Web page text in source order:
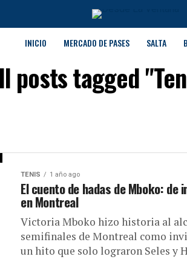
INICIO MERCADO DE PASES SALTA
posts tagged
TENIS 1 año ago
El cuento de hadas de Mboko: de
en Montreal
Victoria Mboko hizo historia al
semifinales de Montreal como
un hito que solo lograron Seles y